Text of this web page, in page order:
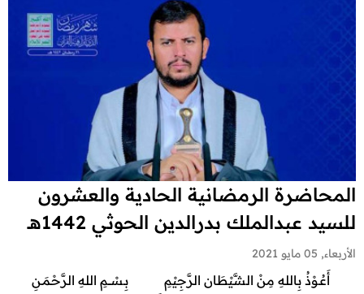
المحاضرة الرمضانية الحادية والعشرون
للسيد عبدالملك بدرالدين الحوثي 1442هـ
الأربعاء, 05 مايو 2021
أَعُـوْذُ بِاللهِ مِنْ الشَّيْطَان الرَّجِيْمِ بِـسْـــمِ اللهِ الرَّحْـمَـنِ